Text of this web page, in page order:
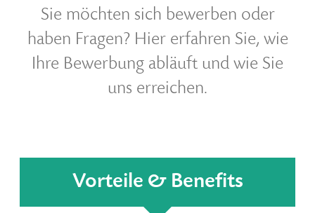
Sie möchten sich bewerben oder
haben Fragen? Hier erfahren Sie, wie
Ihre Bewerbung abläuft und wie Sie
uns erreichen.
Vorteile & Benefits